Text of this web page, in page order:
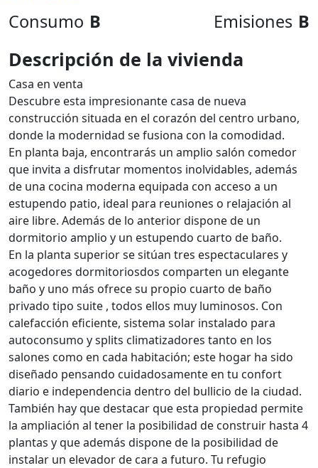
Consumo B Emisiones B
Descripción de la vivienda
Casa en venta
Descubre esta impresionante casa de nueva
construcción situada en el corazón del centro urbano,
donde la modernidad se fusiona con la comodidad.
En planta baja, encontrarás un amplio salón comedor
que invita a disfrutar momentos inolvidables, además
de una cocina moderna equipada con acceso a un
estupendo patio, ideal para reuniones o relajación al
aire libre. Además de lo anterior dispone de un
dormitorio amplio y un estupendo cuarto de baño.
En la planta superior se sitúan tres espectaculares y
acogedores dormitoriosdos comparten un elegante
baño y uno más ofrece su propio cuarto de baño
privado tipo suite , todos ellos muy luminosos. Con
calefacción eficiente, sistema solar instalado para
autoconsumo y splits climatizadores tanto en los
salones como en cada habitación; este hogar ha sido
diseñado pensando cuidadosamente en tu confort
diario e independencia dentro del bullicio de la ciudad.
También hay que destacar que esta propiedad permite
la ampliación al tener la posibilidad de construir hasta 4
plantas y que además dispone de la posibilidad de
instalar un elevador de cara a futuro. Tu refugio